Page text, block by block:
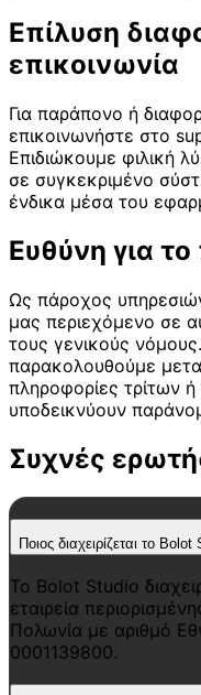
Επίλυση
επικοινωνία
Για παράπονο ή
επικοινωνήστε στο
Επιδιώκουμε φιλική
σε συγκεκριμένο
ένδικα μέσα του
Ευθύνη για
Ως πάροχος
μας περιεχόμενο σε
τους γενικούς
παρακολουθούμε
πληροφορίες τρίτων
υποδεικνύουν
Συχνές
Ποιος διαχειρίζεται το
Το Bolot Studio
εταιρεία
Πολωνία με αριθμό
0001139800.